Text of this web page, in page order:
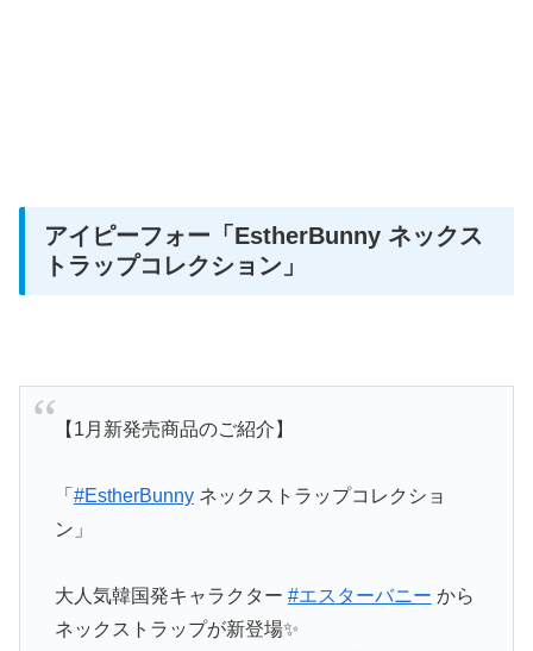
アイピーフォー「EstherBunny ネックス
トラップコレクション」
【1月新発売商品のご紹介】
「 #EstherBunnyネックストラップコレクショ
ン」
大人気韓国発キャラクター #エスターバニー から
ネックストラップが新登場✨